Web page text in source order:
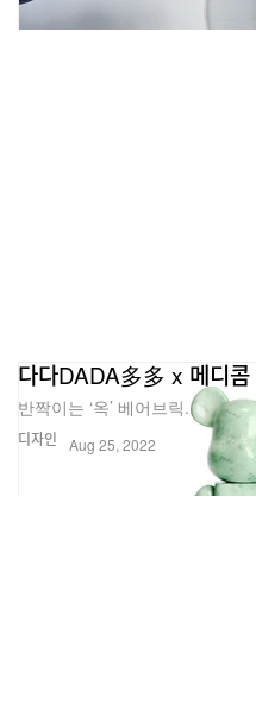
디자인
다다DADA多多 x 메디콤
반짝이는 ‘옥’ 베어브릭.
Aug 25, 2022